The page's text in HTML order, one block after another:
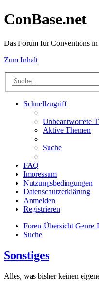
ConBase.net
Das Forum für Conventions in
Zum Inhalt
Schnellzugriff
Unbeantwortete
Aktive Themen
Suche
FAQ
Impressum
Nutzungsbedingungen
Datenschutzerklärung
Anmelden
Registrieren
Foren-Übersicht Genre-
Suche
Sonstiges
Alles, was bisher keinen